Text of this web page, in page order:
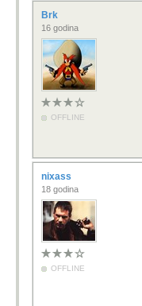
Brk
16 godina
OFFLINE
nixass
18 godina
OFFLINE